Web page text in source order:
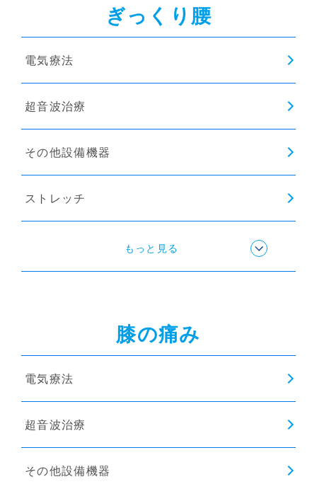
骨盤矯正
インソール
ぎっくり腰
電気療法
超音波治療
その他設備機器
ストレッチ
もっと見る
膝の痛み
電気療法
超音波治療
その他設備機器